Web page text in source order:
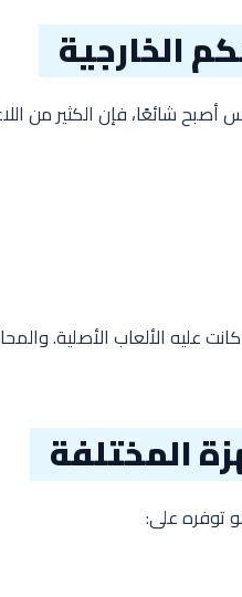
الخارجية
أصبح شائعًا، فإن الكثير من
عليه الألعاب الأصلية.
المختلفة
توفره على: